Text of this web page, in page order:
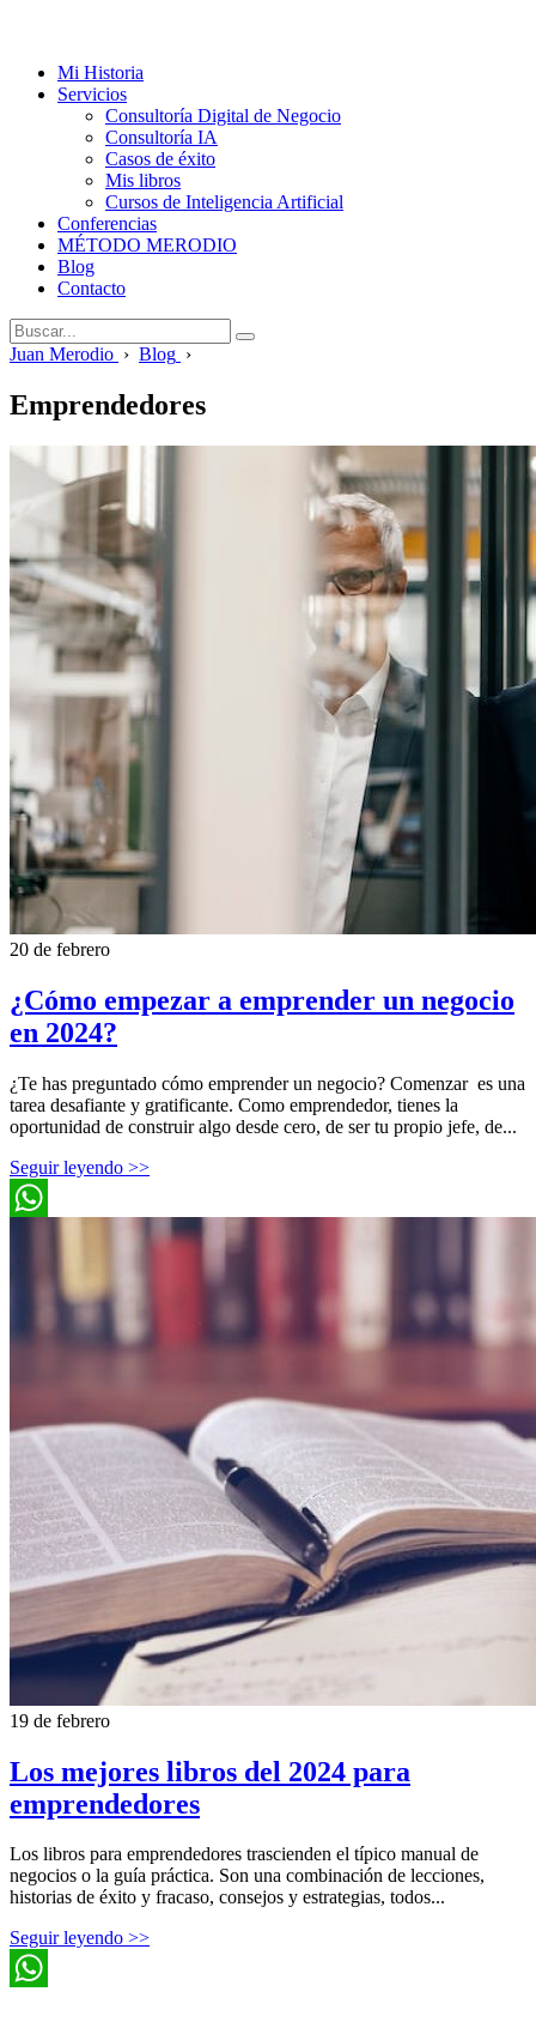
Mi Historia
Servicios
Consultoría Digital de Negocio
Consultoría IA
Casos de éxito
Mis libros
Cursos de Inteligencia Artificial
Conferencias
MÉTODO MERODIO
Blog
Contacto
Juan Merodio › Blog ›
Emprendedores
20 de febrero
¿Cómo empezar a emprender un negocio
en 2024?
¿Te has preguntado cómo emprender un negocio? Comenzar es una
tarea desafiante y gratificante. Como emprendedor, tienes la
oportunidad de construir algo desde cero, de ser tu propio jefe, de...
Seguir leyendo >>
19 de febrero
Los mejores libros del 2024 para
emprendedores
Los libros para emprendedores trascienden el típico manual de
negocios o la guía práctica. Son una combinación de lecciones,
historias de éxito y fracaso, consejos y estrategias, todos...
Seguir leyendo >>